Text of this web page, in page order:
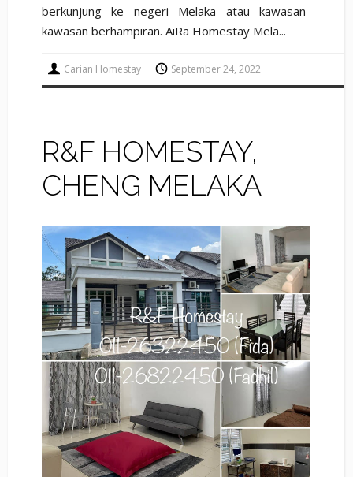
berkunjung ke negeri Melaka atau kawasan-
kawasan berhampiran. AiRa Homestay Mela...
Carian Homestay September 24, 2022
R&F HOMESTAY,
CHENG MELAKA